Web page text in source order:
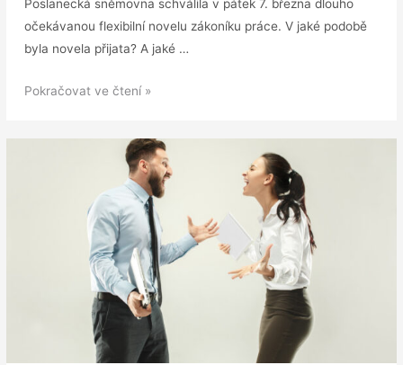
Poslanecká sněmovna schválila v pátek 7. března dlouho
očekávanou flexibilní novelu zákoníku práce. V jaké podobě
byla novela přijata? A jaké …
Flexinovela
Pokračovat ve čtení »